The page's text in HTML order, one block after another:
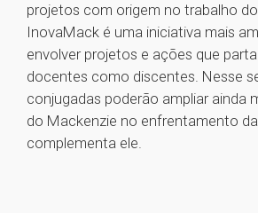
projetos com origem no trabalho
InovaMack é uma iniciativa mais
envolver projetos e ações que
docentes como discentes. Nesse
conjugadas poderão ampliar ainda
do Mackenzie no enfrentamento da
complementa ele.